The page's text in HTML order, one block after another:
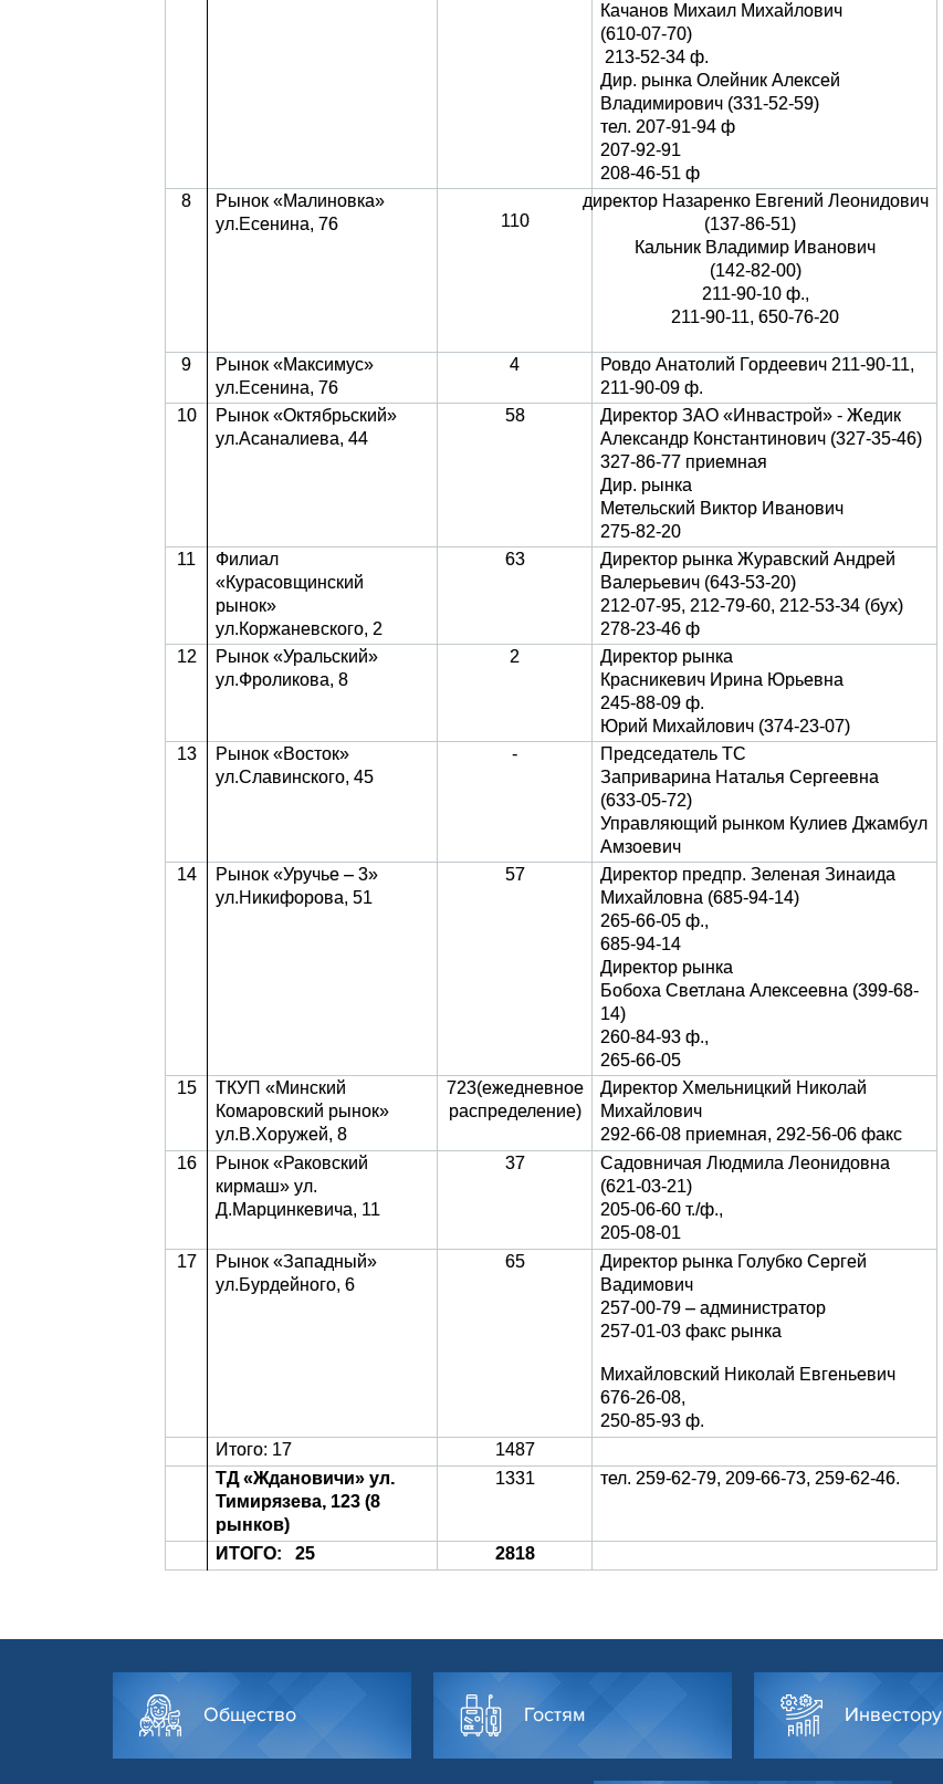
Качанов Михаил Михайлович
(610-07-70)
213-52-34 ф.
Дир. рынка Олейник Алексей
Владимирович (331-52-59)
тел. 207-91-94 ф
207-92-91
208-46-51 ф
8
Рынок «Малиновка»
ул.Есенина, 76
110
директор Назаренко Евгений Леонидович
(137-86-51)
Кальник Владимир Иванович
(142-82-00)
211-90-10 ф.,
211-90-11, 650-76-20
9
Рынок «Максимус»
ул.Есенина, 76
4
Ровдо Анатолий Гордеевич 211-90-11,
211-90-09 ф.
10
Рынок «Октябрьский»
ул.Асаналиева, 44
58
Директор ЗАО «Инвастрой» - Жедик
Александр Константинович (327-35-46)
327-86-77 приемная
Дир. рынка
Метельский Виктор Иванович
275-82-20
11
Филиал
«Курасовщинский
рынок»
ул.Коржаневского, 2
63
Директор рынка Журавский Андрей
Валерьевич (643-53-20)
212-07-95, 212-79-60, 212-53-34 (бух)
278-23-46 ф
12
Рынок «Уральский»
ул.Фроликова, 8
2
Директор рынка
Красникевич Ирина Юрьевна
245-88-09 ф.
Юрий Михайлович (374-23-07)
13
Рынок «Восток»
ул.Славинского, 45
-
Председатель ТС
Заприварина Наталья Сергеевна
(633-05-72)
Управляющий рынком Кулиев Джамбул
Амзоевич
14
Рынок «Уручье – 3»
ул.Никифорова, 51
57
Директор предпр. Зеленая Зинаида
Михайловна (685-94-14)
265-66-05 ф.,
685-94-14
Директор рынка
Бобоха Светлана Алексеевна (399-68-
14)
260-84-93 ф.,
265-66-05
15
ТКУП «Минский
Комаровский рынок»
ул.В.Хоружей, 8
723(ежедневное
распределение)
Директор Хмельницкий Николай
Михайлович
292-66-08 приемная, 292-56-06 факс
16
Рынок «Раковский
кирмаш» ул.
Д.Марцинкевича, 11
37
Садовничая Людмила Леонидовна
(621-03-21)
205-06-60 т./ф.,
205-08-01
17
Рынок «Западный»
ул.Бурдейного, 6
65
Директор рынка Голубко Сергей
Вадимович
257-00-79 – администратор
257-01-03 факс рынка
Михайловский Николай Евгеньевич
676-26-08,
250-85-93 ф.
Итого: 17
1487
ТД «Ждановичи» ул.
Тимирязева, 123 (8
рынков)
1331 тел. 259-62-79, 209-66-73, 259-62-46.
ИТОГО: 25 2818
Общество Гостям Инвестору